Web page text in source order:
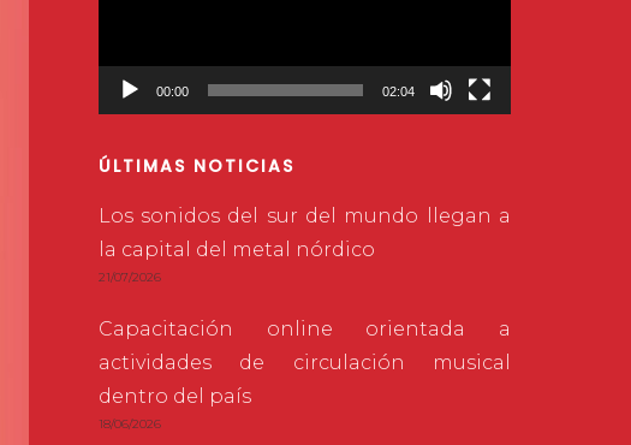
00:00 02:04
ÚLTIMAS NOTICIAS
Los sonidos del sur del mundo llegan a
la capital del metal nórdico
21/07/2026
Capacitación online orientada a
actividades de circulación musical
dentro del país
18/06/2026